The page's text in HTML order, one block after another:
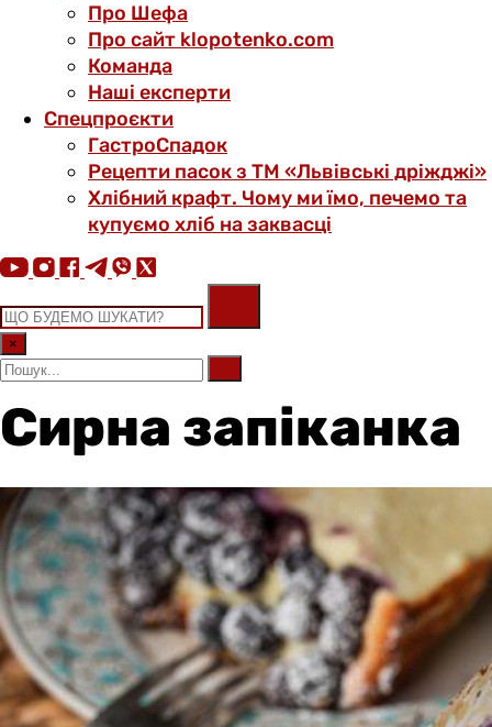
Про Шефа
Про сайт klopotenko.com
Команда
Наші експерти
Спецпроєкти
ГастроСпадок
Рецепти пасок з ТМ «Львівські дріжджі»
Хлібний крафт. Чому ми їмо, печемо та
купуємо хліб на заквасці
×
Сирна запіканка